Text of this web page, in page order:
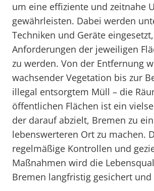
um eine effiziente und zeitnahe
gewährleisten. Dabei werden
Techniken und Geräte
Anforderungen der jeweiligen
zu werden. Von der Entfernung
wachsender Vegetation bis zur
illegal entsorgtem Müll – die
öffentlichen Flächen ist ein
der darauf abzielt, Bremen zu
lebenswerteren Ort zu machen.
regelmäßige Kontrollen und
Maßnahmen wird die
Bremen langfristig gesichert und